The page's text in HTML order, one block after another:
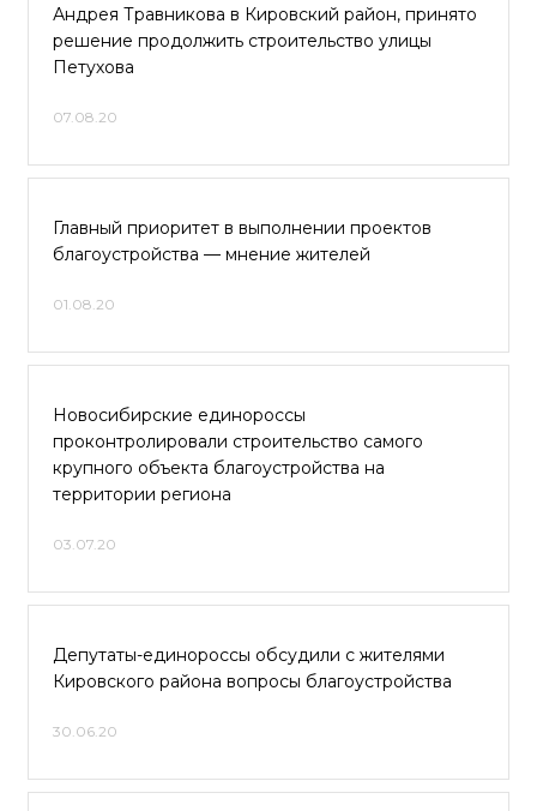
Андрея Травникова в Кировский район, принято
решение продолжить строительство улицы
Петухова
07.08.20
Главный приоритет в выполнении проектов
благоустройства — мнение жителей
01.08.20
Новосибирские единороссы
проконтролировали строительство самого
крупного объекта благоустройства на
территории региона
03.07.20
Депутаты-единороссы обсудили с жителями
Кировского района вопросы благоустройства
30.06.20